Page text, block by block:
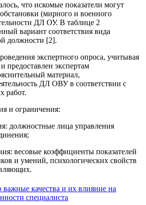
что искомые показатели могут
(мирного и военного
ДЛ ОУ. В таблице 2
вариант соответствия вида
должности [2].
экспертного опроса, учитывая
предоставлен экспертам
материал,
ДЛ ОВУ в соответствии с
работ.
и ограничения:
должностные лица управления
весовые коэффициенты показателей
и умений, психологических свойств